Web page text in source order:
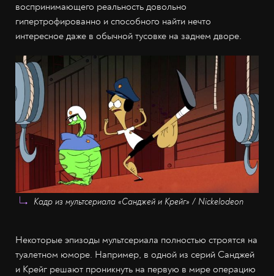
воспринимающего реальность довольно
гипертрофированно и способного найти нечто
интересное даже в обычной тусовке на заднем дворе.
Кадр из мультсериала «Санджей и Крейг» / Nickelodeon
Некоторые эпизоды мультсериала полностью строятся на
туалетном юморе. Например, в одной из серий Санджей
и Крейг решают проникнуть на первую в мире операцию